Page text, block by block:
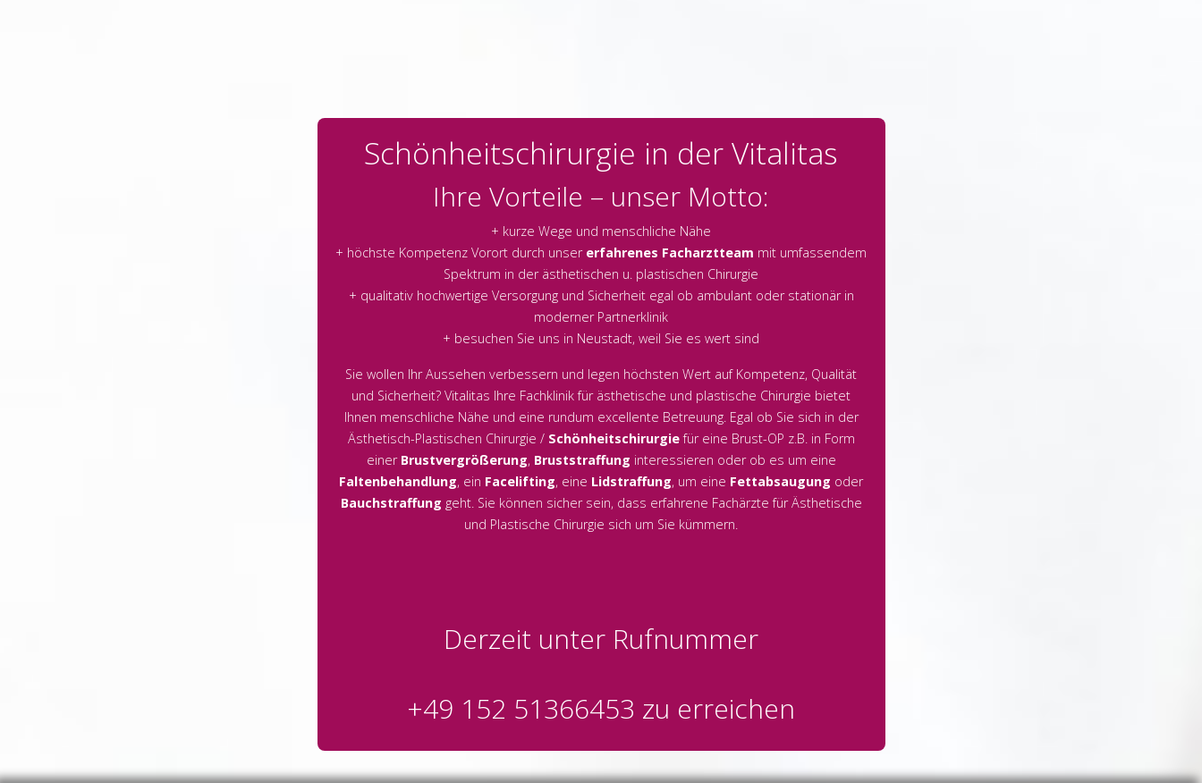
Schönheitschirurgie in der Vitalitas
Ihre Vorteile – unser Motto:
+ kurze Wege und menschliche Nähe
+ höchste Kompetenz Vorort durch unser erfahrenes Facharztteam mit umfassendem
Spektrum in der ästhetischen u. plastischen Chirurgie
+ qualitativ hochwertige Versorgung und Sicherheit egal ob ambulant oder stationär in
moderner Partnerklinik
+ besuchen Sie uns in Neustadt, weil Sie es wert sind
Sie wollen Ihr Aussehen verbessern und legen höchsten Wert auf Kompetenz, Qualität
und Sicherheit? Vitalitas Ihre Fachklinik für ästhetische und plastische Chirurgie bietet
Ihnen menschliche Nähe und eine rundum excellente Betreuung. Egal ob Sie sich in der
Ästhetisch-Plastischen Chirurgie / Schönheitschirurgiefür eine Brust-OP z.B. in Form
einer Brustvergrößerung, Bruststraffung interessieren oder ob es um eine
Faltenbehandlung, ein Facelifting, eine Lidstraffung, um eine Fettabsaugung oder
Bauchstraffung geht. Sie können sicher sein, dass erfahrene Fachärzte für Ästhetische
und Plastische Chirurgie sich um Sie kümmern.
Derzeit unter Rufnummer
+49 152 51366453 zu erreichen